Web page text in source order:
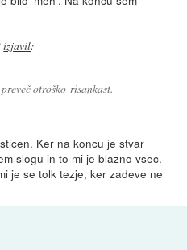
izjavil:
otroško-risankast.
Ker na koncu je stvar
slogu in to mi je blazno vsec.
je se tolk tezje, ker zadeve ne